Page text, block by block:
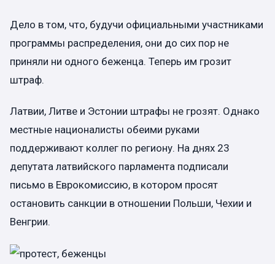
Дело в том, что, будучи официальными участниками
программы распределения, они до сих пор не
приняли ни одного беженца. Теперь им грозит
штраф.
Латвии, Литве и Эстонии штрафы не грозят. Однако
местные националисты обеими руками
поддерживают коллег по региону. На днях 23
депутата латвийского парламента подписали
письмо в Еврокомиссию, в котором просят
остановить санкции в отношении Польши, Чехии и
Венгрии.